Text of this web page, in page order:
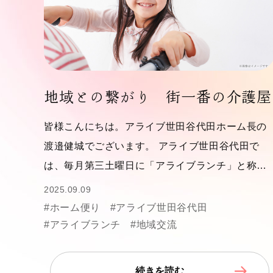
地域との繋がり 街一番の介護屋
皆様こんにちは。アライブ世田谷代田ホーム長の
渡邉健城でございます。 アライブ世田谷代田で
は、毎月第三土曜日に「アライブランチ」と称…
2025.09.09
#ホーム便り
#アライブ世田谷代田
#アライブランチ
#地域交流
続きを読む